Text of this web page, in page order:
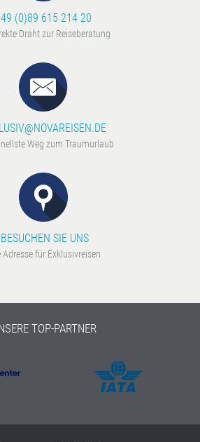
(0)89 615 214 20
Draht zur Reiseberatung
Weg zum Traumurlaub
BESUCHEN SIE UNS
Adresse für Exklusivreisen
TOP-PARTNER